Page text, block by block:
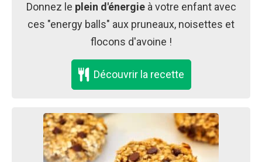
Donnez le plein d'énergieà votre enfant avec
ces "energy balls" aux pruneaux, noisettes et
flocons d'avoine !
Découvrir la recette